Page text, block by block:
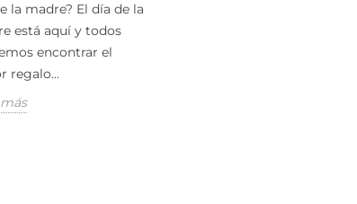
la madre? El día de la
está aquí y todos
encontrar el
regalo...